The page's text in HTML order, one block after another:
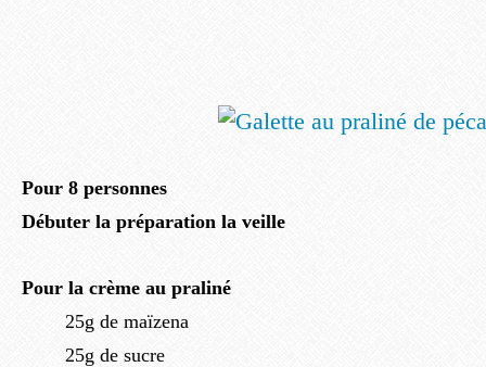
Pour 8 personnes
Débuter la préparation la veille
Pour la crème au praliné
25g de maïzena
25g de sucre